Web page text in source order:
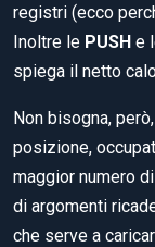
registri (ecco
Inoltre le PUSH e
spiega il netto
Non bisogna,
posizione,
maggior numero
di argomenti
che serve a